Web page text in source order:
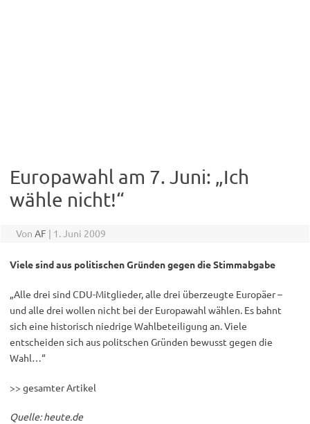
Europawahl am 7. Juni: „Ich
wähle nicht!“
Von AF | 1. Juni 2009
Viele sind aus politischen Gründen gegen die Stimmabgabe
„Alle drei sind CDU-Mitglieder, alle drei überzeugte Europäer –
und alle drei wollen nicht bei der Europawahl wählen. Es bahnt
sich eine historisch niedrige Wahlbeteiligung an. Viele
entscheiden sich aus politschen Gründen bewusst gegen die
Wahl…“
>> gesamter Artikel
Quelle: heute.de